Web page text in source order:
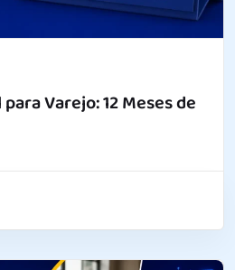
Varejo: 12 Meses de